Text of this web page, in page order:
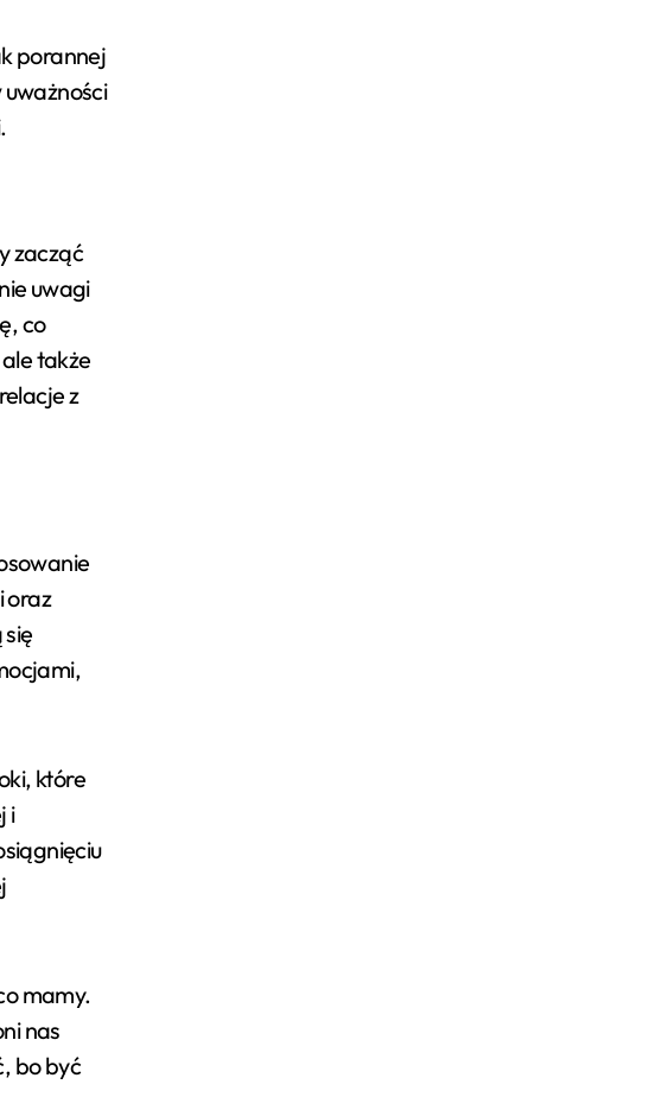
porannej
zacząć
uwagi
co
także
z
oraz
które
i
mamy.
nas
bo być